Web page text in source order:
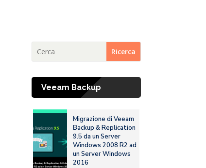
Veeam Backup
Migrazione di Veeam
Backup & Replication
9.5 da un Server
Windows 2008 R2 ad
un Server Windows
2016